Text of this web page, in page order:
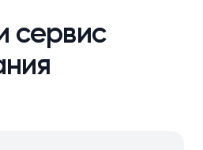
сервис